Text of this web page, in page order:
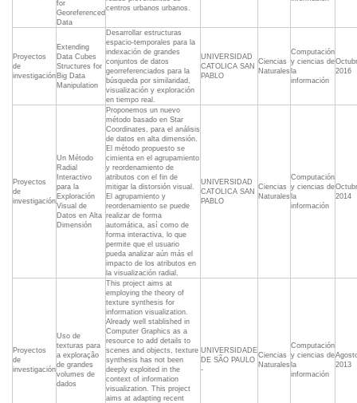
for
Georeferenced
Data
centros urbanos urbanos.
Proyectos
de
investigación
Extending
Data Cubes
Structures for
Big Data
Manipulation
Desarrollar estructuras
espacio-temporales para la
indexación de grandes
conjuntos de datos
georreferenciados para la
búsqueda por similaridad,
visualización y exploración
en tiempo real.
UNIVERSIDAD
CATOLICA SAN
PABLO
Ciencias
Naturales
Computación
y ciencias de
la
información
2016
Proyectos
de
investigación
Un Método
Radial
Interactivo
para la
Exploración
Visual de
Datos en Alta
Dimensión
Proponemos un nuevo
método basado en Star
Coordinates, para el análisis
de datos en alta dimensión.
El método propuesto se
cimienta en el agrupamiento
y reordenamiento de
atributos con el fin de
mitigar la distorsión visual.
El agrupamiento y
reordenamiento se puede
realizar de forma
automática, así como de
forma interactiva, lo que
permite que el usuario
pueda analizar aún más el
impacto de los atributos en
la visualización radial.
UNIVERSIDAD
CATOLICA SAN
PABLO
Ciencias
Naturales
Computación
y ciencias de
la
información
2014
Proyectos
de
investigación
Uso de
texturas para
a exploração
de grandes
volumes de
dados
This project aims at
employing the theory of
texture synthesis for
information visualization.
Already well stablished in
Computer Graphics as a
resource to add details to
scenes and objects, texture
synthesis has not been
deeply exploited in the
context of information
visualization. This project
aims at adapting recent
UNIVERSIDADE
DE SÃO PAULO
-
Ciencias
Naturales
Computación
y ciencias de
la
información
2013